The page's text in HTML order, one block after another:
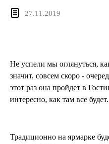
27.11.2019
Не успели мы оглянуться,
значит, совсем скоро -
этот раз она пройдет в
интересно, как там все будет.
Традиционно на ярмарке